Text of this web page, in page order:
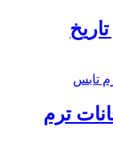
ترم